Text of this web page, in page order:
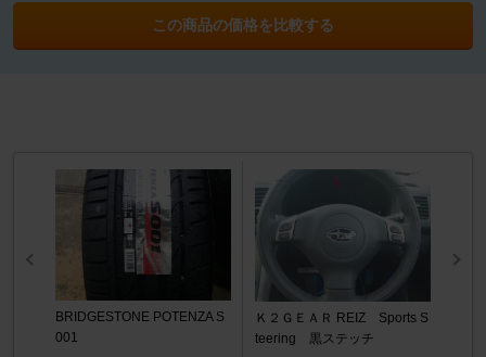
この商品の価格を比較する
BRIDGESTONE POTENZA S
001
Ｋ２ＧＥＡＲ REIZ Sports S
teering 黒ステッチ